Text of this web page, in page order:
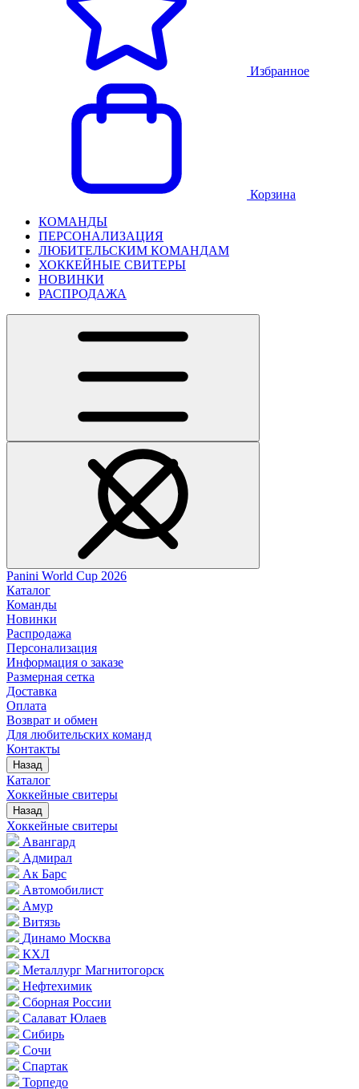
Избранное
Корзина
КОМАНДЫ
ПЕРСОНАЛИЗАЦИЯ
ЛЮБИТЕЛЬСКИМ КОМАНДАМ
ХОККЕЙНЫЕ СВИТЕРЫ
НОВИНКИ
РАСПРОДАЖА
Panini World Cup 2026
Каталог
Команды
Новинки
Распродажа
Персонализация
Информация о заказе
Размерная сетка
Доставка
Оплата
Возврат и обмен
Для любительских команд
Контакты
Назад
Каталог
Хоккейные свитеры
Назад
Хоккейные свитеры
Авангард
Адмирал
Ак Барс
Автомобилист
Амур
Витязь
Динамо Москва
КХЛ
Металлург Магнитогорск
Нефтехимик
Сборная России
Салават Юлаев
Сибирь
Сочи
Спартак
Торпедо